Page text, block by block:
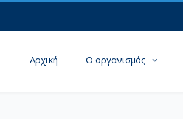
Αρχική Ο οργανισμός